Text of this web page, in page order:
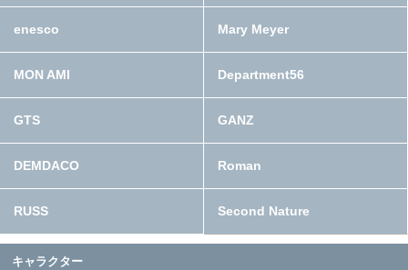
enesco Mary Meyer
MON AMI Department56
GTS GANZ
DEMDACO Roman
RUSS Second Nature
キャラクター